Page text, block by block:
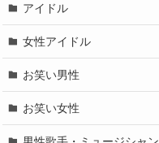
アイドル
女性アイドル
お笑い男性
お笑い女性